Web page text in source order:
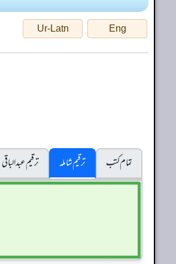
Eng
Ur-Latn
تمام کتب
ترقیم شاملہ ترقيم عبدالباقی